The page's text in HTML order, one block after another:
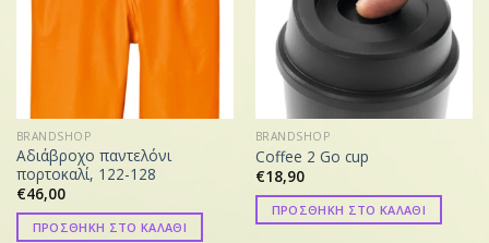
BRANDSHOP
Αδιάβροχο παντελόνι
πορτοκαλί, 122-128
€46,00
ΠΡΟΣΘΗΚΗ ΣΤΟ ΚΑΛΑΘΙ
BRANDSHOP
Coffee 2 Go cup
€18,90
ΠΡΟΣΘΗΚΗ ΣΤΟ ΚΑΛΑΘΙ